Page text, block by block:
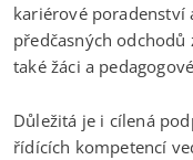
kariérové poradenství
předčasných
také žáci a
Důležitá je i cílená
řídících kompetencí